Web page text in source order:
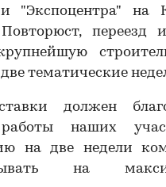
"Экспоцентра" на
переезд
тематические
должен
наших
на две недели
на